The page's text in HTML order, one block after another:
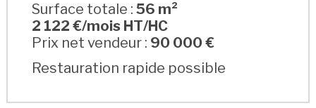
Surface totale :56 m²
2 122 €/mois HT/HC
Prix net vendeur : 90 000 €
Restauration rapide possible